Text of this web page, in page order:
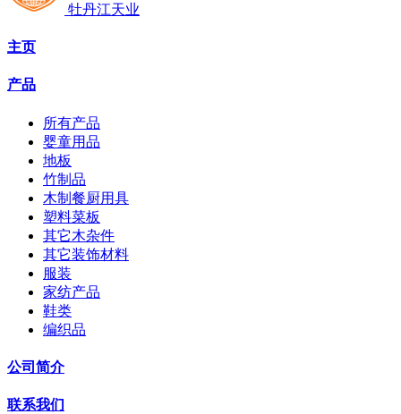
牡丹江天业
主页
产品
所有产品
婴童用品
地板
竹制品
木制餐厨用具
塑料菜板
其它木杂件
其它装饰材料
服装
家纺产品
鞋类
编织品
公司简介
联系我们